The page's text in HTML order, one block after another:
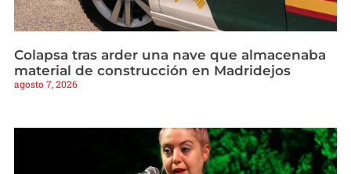
Colapsa tras arder una nave que almacenaba
material de construcción en Madridejos
agosto 7, 2026